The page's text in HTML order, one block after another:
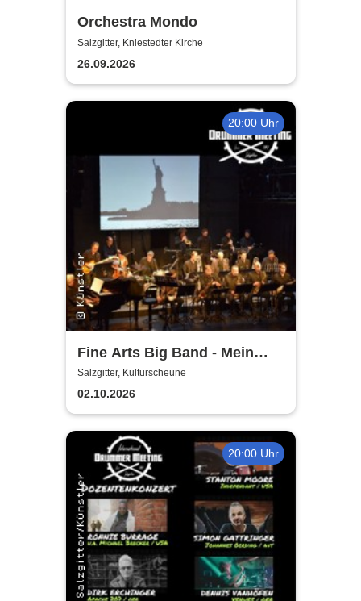
Orchestra Mondo
Salzgitter, Kniestedter Kirche
26.09.2026
20:00 Uhr
Fine Arts Big Band - Mein
amerikanischer Traum - True
Stories
Salzgitter, Kulturscheune
02.10.2026
20:00 Uhr